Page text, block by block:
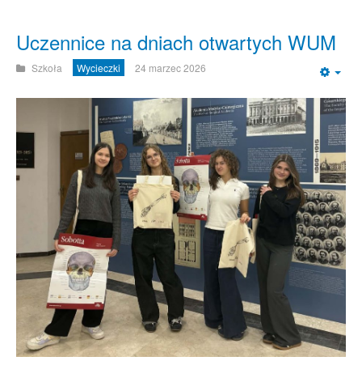
Uczennice na dniach otwartych WUM
Szkoła Wycieczki 24 marzec 2026